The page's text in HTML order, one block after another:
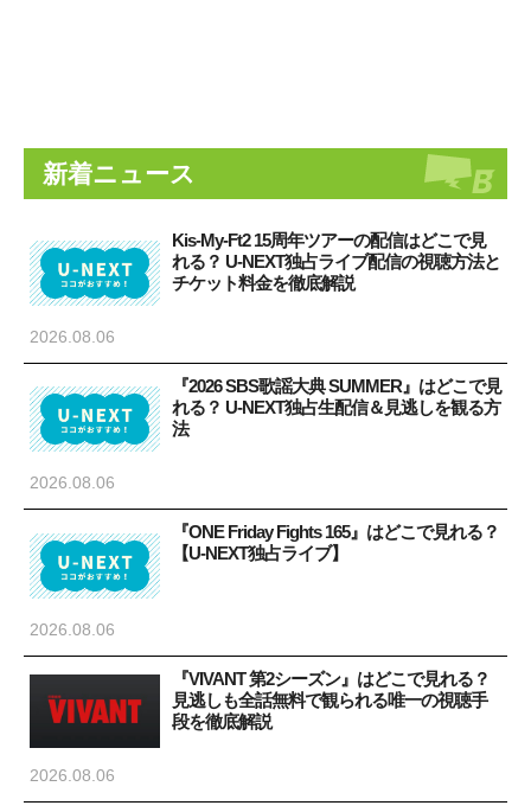
st
新着ニュース
Kis-My-Ft2 15周年ツアーの配信はどこで見
れる？ U-NEXT独占ライブ配信の視聴方法と
チケット料金を徹底解説
2026.08.06
『2026 SBS歌謡大典 SUMMER』はどこで見
れる？ U-NEXT独占生配信＆見逃しを観る方
法
2026.08.06
『ONE Friday Fights 165』はどこで見れる？
【U-NEXT独占ライブ】
2026.08.06
『VIVANT 第2シーズン』はどこで見れる？
見逃しも全話無料で観られる唯一の視聴手
段を徹底解説
2026.08.06